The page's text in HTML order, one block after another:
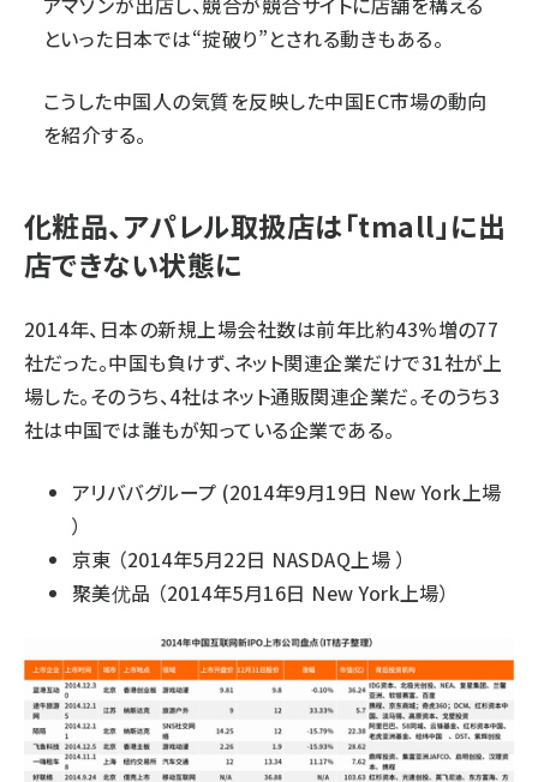
といった日本では“掟破り”とされる動きもある。
こうした中国人の気質を反映した中国EC市場の動向
を紹介する。
化粧品、アパレル取扱店は「tmall」に出
店できない状態に
2014年、日本の新規上場会社数は前年比約43%増の77
社だった。中国も負けず、ネット関連企業だけで31社が上
場した。そのうち、4社はネット通販関連企業だ。そのうち3
社は中国では誰もが知っている企業である。
アリババグループ (2014年9月19日 New York上場
）
京東 （2014年5月22日 NASDAQ上場 ）
聚美优品 （2014年5月16日 New York上場）